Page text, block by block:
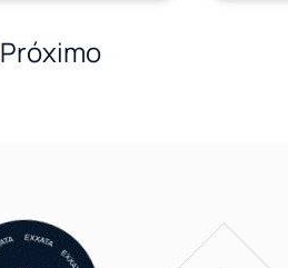
Próximo